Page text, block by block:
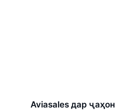
Aviasales дар ҷаҳон